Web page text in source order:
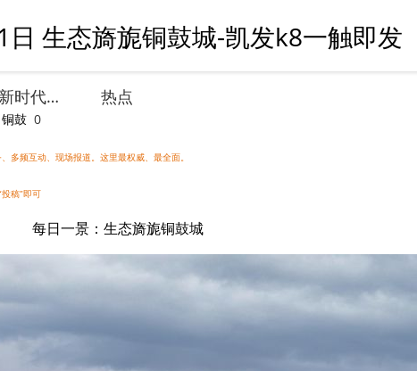
生态旖旎铜鼓城-凯发k8一触即发
新时代文明实践 热点
鼓 0
多频互动、现场报道。这里最权威、最全面。
稿”即可
每日一景：生态旖旎铜鼓城